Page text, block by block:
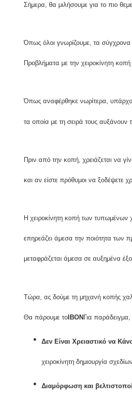
Σήμερα, θα μιλήσουμε για το πιο
Όπως όλοι γνωρίζουμε, τα σύγχρονα
Προβλήματα με την χειροκίνητη
Όπως αναφέρθηκε νωρίτερα,
τα οποία με τη σειρά τους αυξάνουν
Πριν από την κοπή, χρειάζεται να
και αν είστε πρόθυμοι να ξοδέψετε
Η χειροκίνητη κοπή των τυπωμένων
επηρεάζει άμεσα την ποιότητα των
μεταφράζεται άμεσα σε αυξημένα
Τώρα, ας δούμε τη μηχανή κοπής
Θα πάρουμε το ΙΒΟΝ Για
Δεν Είναι Χρειαστικό να
χειροκίνητη δημιουργία
Διαμόρφωση και